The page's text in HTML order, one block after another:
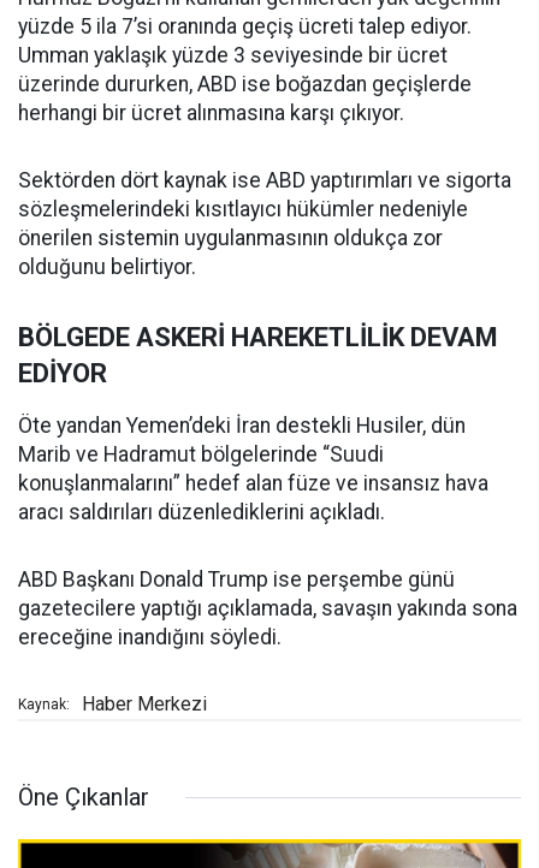
yüzde 5 ila 7’si oranında geçiş ücreti talep ediyor.
Umman yaklaşık yüzde 3 seviyesinde bir ücret
üzerinde dururken, ABD ise boğazdan geçişlerde
herhangi bir ücret alınmasına karşı çıkıyor.
Sektörden dört kaynak ise ABD yaptırımları ve sigorta
sözleşmelerindeki kısıtlayıcı hükümler nedeniyle
önerilen sistemin uygulanmasının oldukça zor
olduğunu belirtiyor.
BÖLGEDE ASKERİ HAREKETLİLİK DEVAM
EDİYOR
Öte yandan Yemen’deki İran destekli Husiler, dün
Marib ve Hadramut bölgelerinde “Suudi
konuşlanmalarını” hedef alan füze ve insansız hava
aracı saldırıları düzenlediklerini açıkladı.
ABD Başkanı Donald Trump ise perşembe günü
gazetecilere yaptığı açıklamada, savaşın yakında sona
ereceğine inandığını söyledi.
Kaynak: Haber Merkezi
Öne Çıkanlar